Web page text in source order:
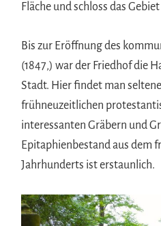
Fläche und schloss das
Bis zur Eröffnung des
(1847,) war der Friedhof die
Stadt. Hier findet man
frühneuzeitlichen
interessanten Gräbern und
Epitaphienbestand aus dem
Jahrhunderts ist erstaunlich.